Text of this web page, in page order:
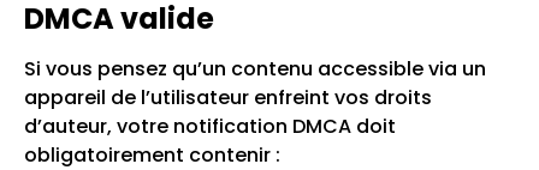
DMCA valide
Si vous pensez qu’un contenu accessible via un
appareil de l’utilisateur enfreint vos droits
d’auteur, votre notification DMCA doit
obligatoirement contenir :